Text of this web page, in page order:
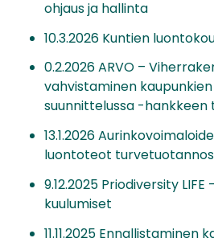
ohjaus ja hallinta
10.3.2026 Kuntien
0.2.2026 ARVO –
vahvistaminen
suunnittelussa -
13.1.2026
luontoteot
9.12.2025 Priodiversity
kuulumiset
11.11.2025 Ennallistaminen